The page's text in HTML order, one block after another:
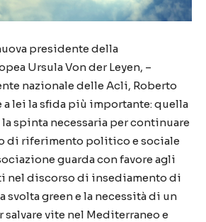
presidente della
Ursula Von der Leyen, –
nazionale delle Acli, Roberto
lei la sfida più importante: quella
spinta necessaria per continuare
di riferimento politico e sociale
guarda con favore agli
nel discorso di insediamento di
svolta green e la necessità di un
vite nel Mediterraneo e